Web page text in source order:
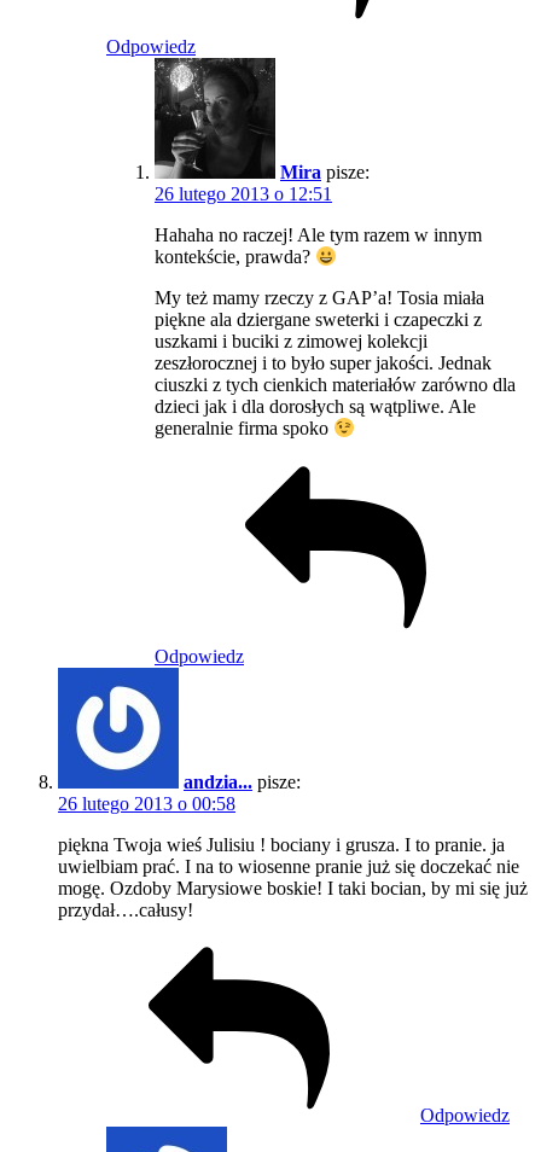
Odpowiedz
Mira pisze:
26 lutego 2013 o 12:51
Hahaha no raczej! Ale tym razem w innym
kontekście, prawda?
My też mamy rzeczy z GAP’a! Tosia miała
piękne ala dziergane sweterki i czapeczki z
uszkami i buciki z zimowej kolekcji
zeszłorocznej i to było super jakości. Jednak
ciuszki z tych cienkich materiałów zarówno dla
dzieci jak i dla dorosłych są wątpliwe. Ale
generalnie firma spoko
Odpowiedz
andzia... pisze:
26 lutego 2013 o 00:58
piękna Twoja wieś Julisiu ! bociany i grusza. I to pranie. ja
uwielbiam prać. I na to wiosenne pranie już się doczekać nie
mogę. Ozdoby Marysiowe boskie! I taki bocian, by mi się już
przydał….całusy!
Odpowiedz